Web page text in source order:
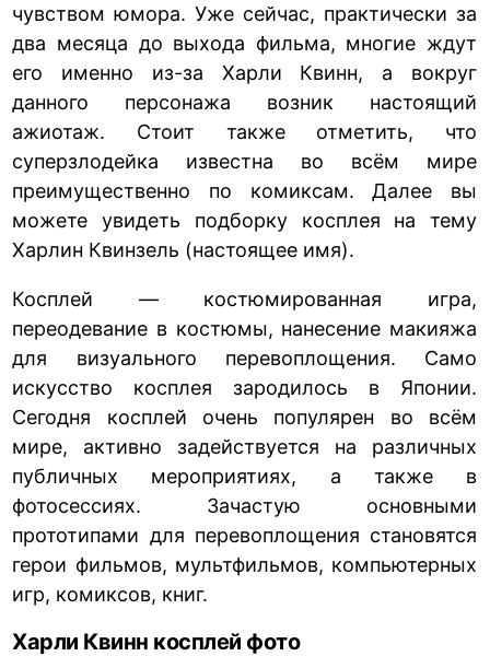
чувством юмора. Уже сейчас, практически за
два месяца до выхода фильма, многие ждут
его именно из-за Харли Квинн, а вокруг
данного персонажа возник настоящий
ажиотаж. Стоит также отметить, что
суперзлодейка известна во всём мире
преимущественно по комиксам. Далее вы
можете увидеть подборку косплея на тему
Харлин Квинзель (настоящее имя).
Косплей — костюмированная игра,
переодевание в костюмы, нанесение макияжа
для визуального перевоплощения. Само
искусство косплея зародилось в Японии.
Сегодня косплей очень популярен во всём
мире, активно задействуется на различных
публичных мероприятиях, а также в
фотосессиях. Зачастую основными
прототипами для перевоплощения становятся
герои фильмов, мультфильмов, компьютерных
игр, комиксов, книг.
Харли Квинн косплей фото